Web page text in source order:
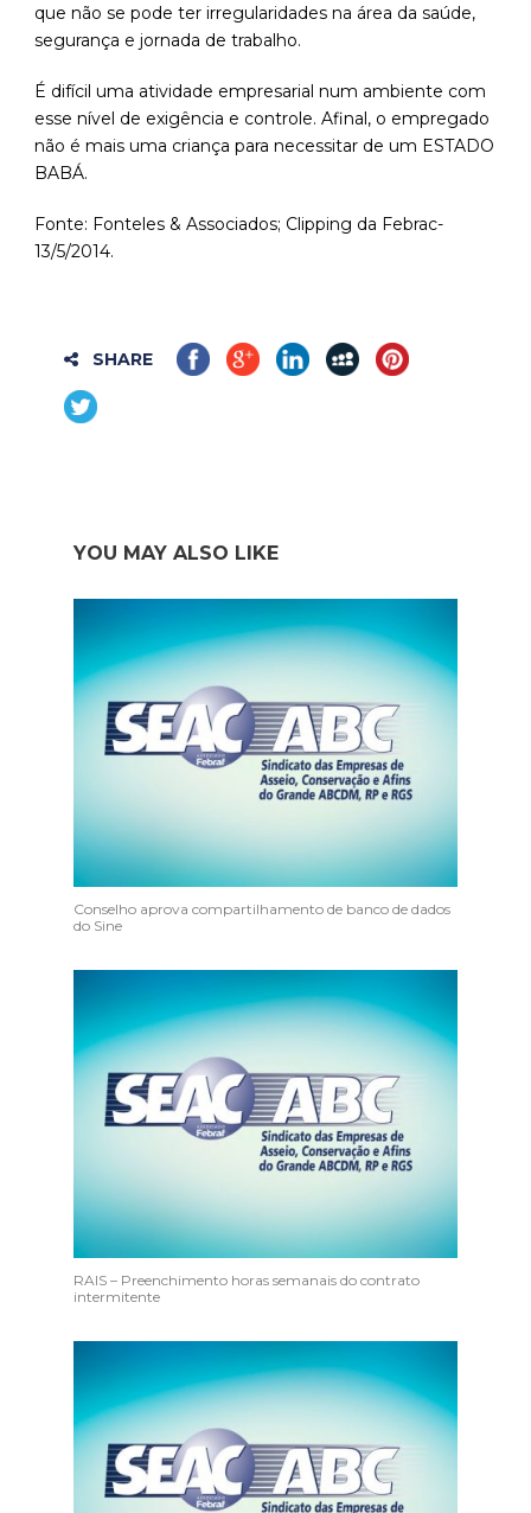
que não se pode ter irregularidades na área da saúde,
segurança e jornada de trabalho.
É difícil uma atividade empresarial num ambiente com
esse nível de exigência e controle. Afinal, o empregado
não é mais uma criança para necessitar de um ESTADO
BABÁ.
Fonte: Fonteles & Associados; Clipping da Febrac-
13/5/2014.
SHARE
YOU MAY ALSO LIKE
Conselho aprova compartilhamento de banco de dados
do Sine
RAIS – Preenchimento horas semanais do contrato
intermitente